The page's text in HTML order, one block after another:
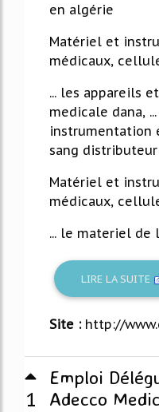
en algérie
Matériel et
médicaux,
... les appareils
medicale dana,
instrumentation
sang distributeur
Matériel et
médicaux,
... le materiel de
LIRE LA SUITE
Site : http://
1
Emploi
Adecco